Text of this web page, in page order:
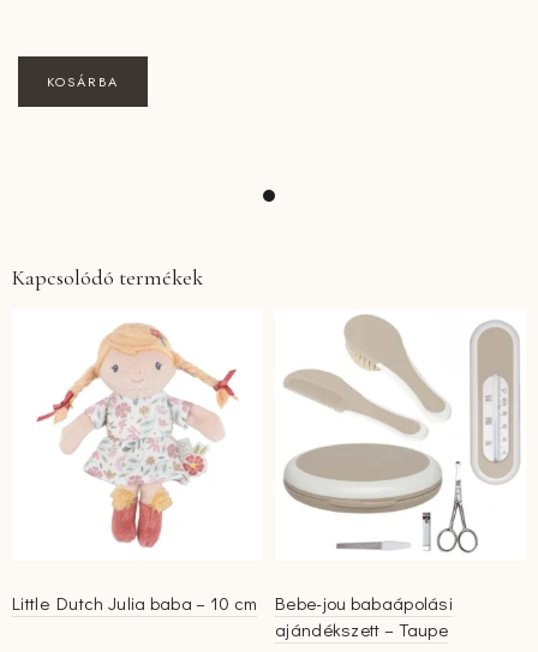
KOSÁRBA
Kapcsolódó termékek
Little Dutch Julia baba – 10 cm
Bebe-jou babaápolási
ajándékszett – Taupe